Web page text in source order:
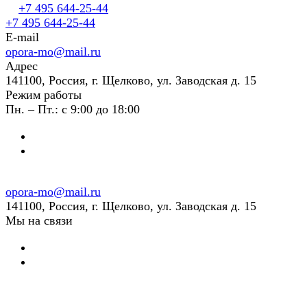
+7 495 644-25-44
+7 495 644-25-44
E-mail
opora-mo@mail.ru
Адрес
141100, Россия, г. Щелково, ул. Заводская д. 15
Режим работы
Пн. – Пт.: с 9:00 до 18:00
opora-mo@mail.ru
141100, Россия, г. Щелково, ул. Заводская д. 15
Мы на связи